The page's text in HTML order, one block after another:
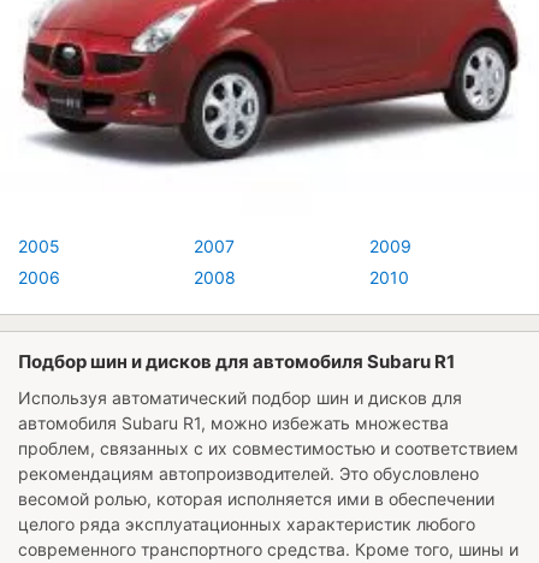
2005
2006
2007
2008
2009
2010
Подбор шин и дисков для автомобиля Subaru R1
Используя автоматический подбор шин и дисков для
автомобиля Subaru R1, можно избежать множества
проблем, связанных с их совместимостью и соответствием
рекомендациям автопроизводителей. Это обусловлено
весомой ролью, которая исполняется ими в обеспечении
целого ряда эксплуатационных характеристик любого
современного транспортного средства. Кроме того, шины и